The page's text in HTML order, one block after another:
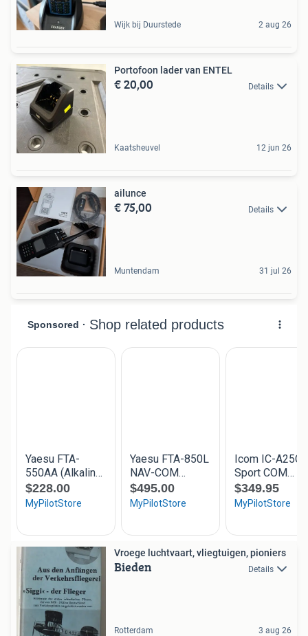
Wijk bij Duurstede 2 aug 26
Portofoon lader van ENTEL
€ 20,00 Details
Kaatsheuvel 12 jun 26
ailunce
€ 75,00 Details
Muntendam 31 jul 26
Vroege luchtvaart, vliegtuigen, pioniers
Bieden Details
Rotterdam 3 aug 26